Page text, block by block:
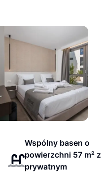
Wspólny basen o
powierzchni 57 m² z
prywatnym